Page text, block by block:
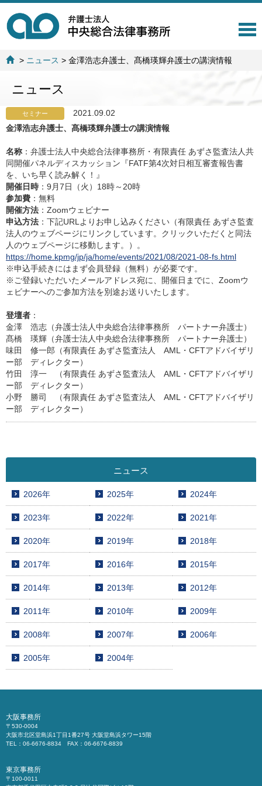
T
a
> ニュース >金澤浩志弁護士、髙橋瑛輝弁護士の講演情報
ニュース
セミナー
2021.09.02
金澤浩志弁護士、髙橋瑛輝弁護士の講演情報
名称 ：弁護士法人中央総合法律事務所・有限責任 あずさ監査法人共
同開催パネルディスカッション『FATF第4次対日相互審査報告書
を、いち早く読み解く！』
開催日時 ：9月7日（火）18時～20時
参加費 ：無料
開催方法 ：Zoomウェビナー
申込方法 ：下記URLよりお申し込みください（有限責任 あずさ監査
法人のウェブページにリンクしています。クリックいただくと同法
人のウェブページに移動します。）。
https://home.kpmg/jp/ja/home/events/2021/08/2021-08-fs.html
※申込手続きにはまず会員登録（無料）が必要です。
※ご登録いただいたメールアドレス宛に、開催日までに、Zoomウ
ェビナーへのご参加方法を別途お送りいたします。
登壇者 ：
金澤 浩志（弁護士法人中央総合法律事務所 パートナー弁護士）
髙橋 瑛輝（弁護士法人中央総合法律事務所 パートナー弁護士）
味田 修一郎（有限責任 あずさ監査法人 AML・CFTアドバイザリ
ー部 ディレクター）
竹田 淳一 （有限責任 あずさ監査法人 AML・CFTアドバイザリ
ー部 ディレクター）
小野 勝司 （有限責任 あずさ監査法人 AML・CFTアドバイザリ
ー部 ディレクター）
ニュース
2026年 2025年 2024年
2023年 2022年 2021年
2020年 2019年 2018年
2017年 2016年 2015年
2014年 2013年 2012年
2011年 2010年 2009年
2008年 2007年 2006年
2005年 2004年
大阪事務所
〒530-0004
大阪市北区堂島浜1丁目1番27号 大阪堂島浜タワー15階
TEL：06-6676-8834 FAX：06-6676-8839
東京事務所
〒100-0011